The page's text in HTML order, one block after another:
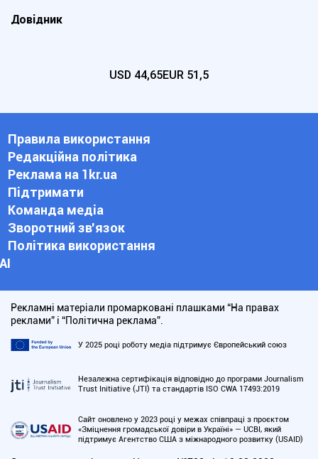
Довідник
USD 44,65EUR 51,5
Правила використання
Редакційна політика
Реклама на 1kr.ua
Підтримати
Команда медіа
Зворотний зв'язок
Політика використання
АІ
Рекламні матеріали промарковані плашками “На правах
реклами” і “Політична реклама”.
У 2025 році роботу медіа підтримує Європейський союз
Незалежна сертифікація відповідно до програми Journalism
Trust Initiative (JTI) та стандартів ISO CWA 17493:2019
Сайт оновлено у 2023 році у межах співпраці з проєктом
«Зміцнення громадської довіри в Україні» — UCBI, який
підтримує Агентство США з міжнародного розвитку (USAID)